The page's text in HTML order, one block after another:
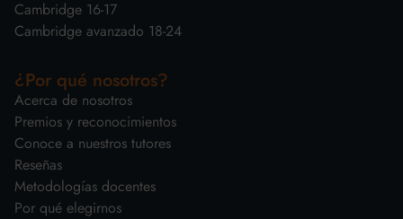
Cambridge 16-17
Cambridge avanzado 18-24
¿Por qué nosotros?
Acerca de nosotros
Premios y reconocimientos
Conoce a nuestros tutores
Reseñas
Metodologías docentes
Por qué elegirnos